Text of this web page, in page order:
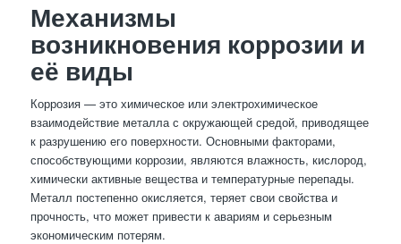
Механизмы
возникновения коррозии и
её виды
Коррозия — это химическое или электрохимическое
взаимодействие металла с окружающей средой, приводящее
к разрушению его поверхности. Основными факторами,
способствующими коррозии, являются влажность, кислород,
химически активные вещества и температурные перепады.
Металл постепенно окисляется, теряет свои свойства и
прочность, что может привести к авариям и серьезным
экономическим потерям.